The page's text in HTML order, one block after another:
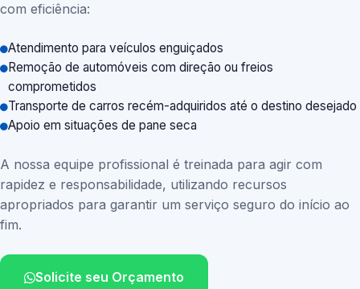
com eficiência:
Atendimento para veículos enguiçados
Remoção de automóveis com direção ou freios
comprometidos
Transporte de carros recém-adquiridos até o destino desejado
Apoio em situações de pane seca
A nossa equipe profissional é treinada para agir com
rapidez e responsabilidade, utilizando recursos
apropriados para garantir um serviço seguro do início ao
fim.
Solicite seu Orçamento